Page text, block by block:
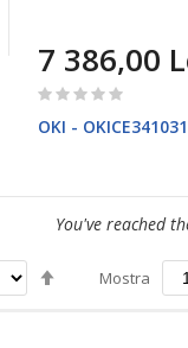
7 386,00
Rating:
OKI - OKICE341031
You've reached
ImpostaMostra